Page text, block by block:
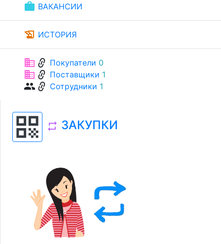
work ВАКАНСИИ
history_edu ИСТОРИЯ
businesslink Покупатели 0
businesslink Поставщики 1
grouplink Сотрудники 1
qr_code repeat ЗАКУПКИ